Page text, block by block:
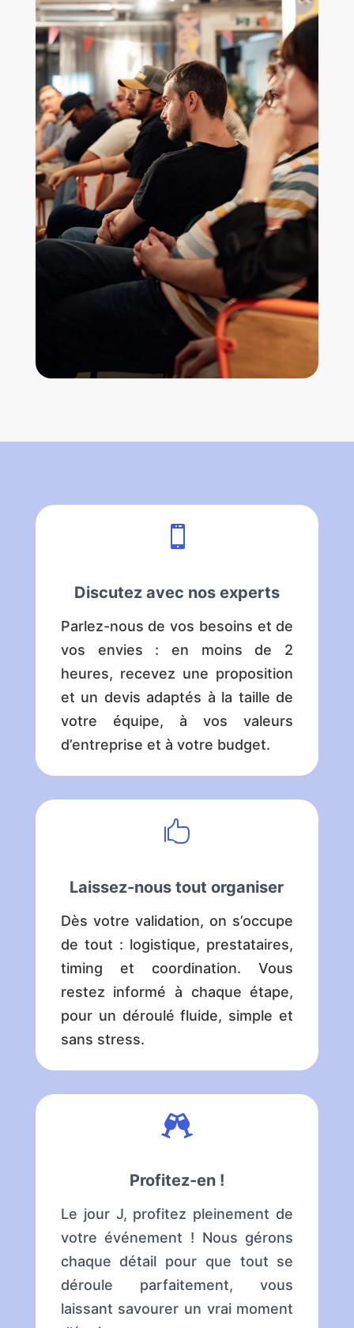

Discutez avec nos experts
Parlez-nous de vos besoins et de
vos envies : en moins de 2
heures, recevez une proposition
et un devis adaptés à la taille de
votre équipe, à vos valeurs
d’entreprise et à votre budget.

Laissez-nous tout organiser
Dès votre validation, on s’occupe
de tout : logistique, prestataires,
timing et coordination. Vous
restez informé à chaque étape,
pour un déroulé fluide, simple et
sans stress.

Profitez-en !
Le jour J, profitez pleinement de
votre événement ! Nous gérons
chaque détail pour que tout se
déroule parfaitement, vous
laissant savourer un vrai moment